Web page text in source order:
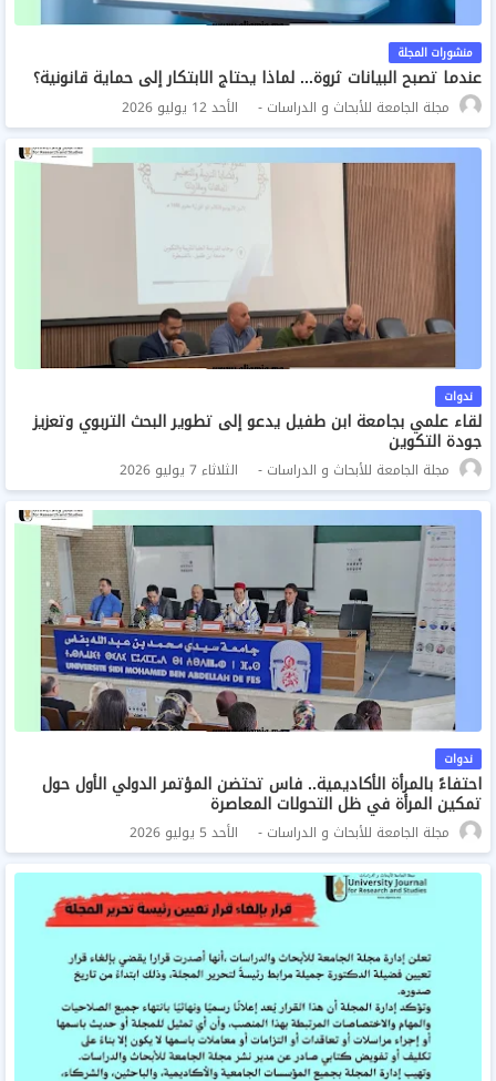
منشورات المجلة
عندما تصبح البيانات ثروة... لماذا يحتاج الابتكار إلى حماية قانونية؟
مجلة الجامعة للأبحاث و الدراسات الأحد 12 يوليو 2026
ندوات
لقاء علمي بجامعة ابن طفيل يدعو إلى تطوير البحث التربوي وتعزيز
جودة التكوين
مجلة الجامعة للأبحاث و الدراسات الثلاثاء 7 يوليو 2026
ندوات
احتفاءً بالمرأة الأكاديمية.. فاس تحتضن المؤتمر الدولي الأول حول
تمكين المرأة في ظل التحولات المعاصرة
مجلة الجامعة للأبحاث و الدراسات الأحد 5 يوليو 2026